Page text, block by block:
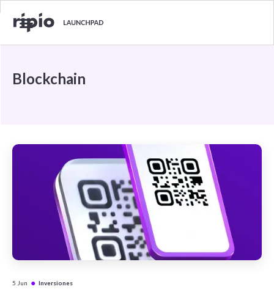
Blockchain
5 Jun ● Inversiones